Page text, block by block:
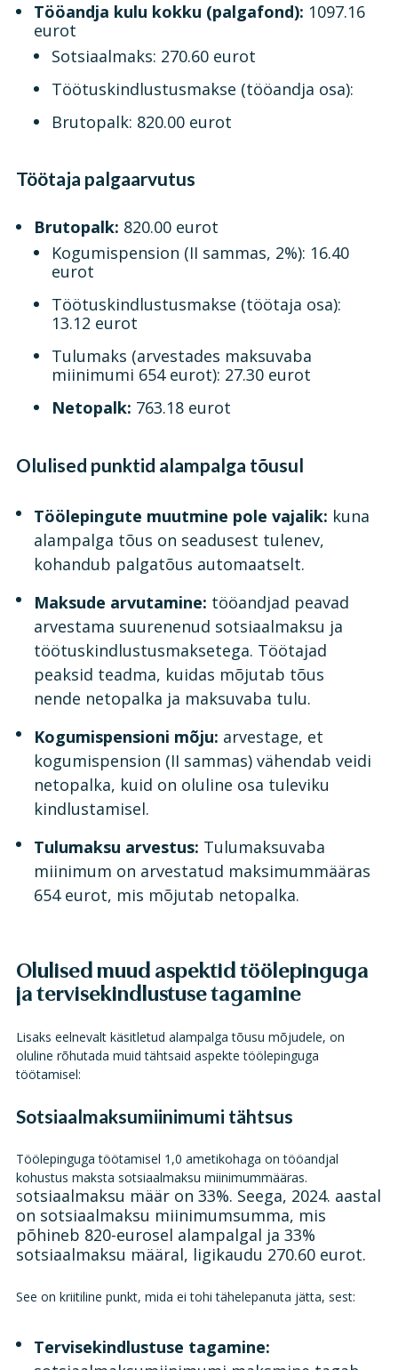
Tööandja kulu kokku (palgafond): 1097.16
eurot
Sotsiaalmaks: 270.60 eurot
Töötuskindlustusmakse (tööandja osa):
Brutopalk: 820.00 eurot
Töötaja palgaarvutus
Brutopalk: 820.00 eurot
Kogumispension (II sammas, 2%): 16.40
eurot
Töötuskindlustusmakse (töötaja osa):
13.12 eurot
Tulumaks (arvestades maksuvaba
miinimumi 654 eurot): 27.30 eurot
Netopalk: 763.18 eurot
Olulised punktid alampalga tõusul
Töölepingute muutmine pole vajalik: kuna
alampalga tõus on seadusest tulenev,
kohandub palgatõus automaatselt.
Maksude arvutamine: tööandjad peavad
arvestama suurenenud sotsiaalmaksu ja
töötuskindlustusmaksetega. Töötajad
peaksid teadma, kuidas mõjutab tõus
nende netopalka ja maksuvaba tulu.
Kogumispensioni mõju: arvestage, et
kogumispension (II sammas) vähendab veidi
netopalka, kuid on oluline osa tuleviku
kindlustamisel.
Tulumaksu arvestus: Tulumaksuvaba
miinimum on arvestatud maksimummääras
654 eurot, mis mõjutab netopalka.
Olulised muud aspektid töölepinguga
ja tervisekindlustuse tagamine
Lisaks eelnevalt käsitletud alampalga tõusu mõjudele, on
oluline rõhutada muid tähtsaid aspekte töölepinguga
töötamisel:
Sotsiaalmaksumiinimumi tähtsus
Töölepinguga töötamisel 1,0 ametikohaga on tööandjal
kohustus maksta sotsiaalmaksu miinimummääras.
Sotsiaalmaksu määr on 33%. Seega, 2024. aastal
on sotsiaalmaksu miinimumsumma, mis
põhineb 820-eurosel alampalgal ja 33%
sotsiaalmaksu määral, ligikaudu 270.60 eurot. ​
See on kriitiline punkt, mida ei tohi tähelepanuta jätta, sest:
Tervisekindlustuse tagamine: